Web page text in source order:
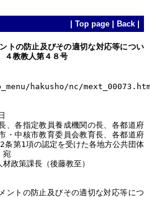
Top page Back
トの防止及びその適切な対応等につい
４教教人第４８号
hakusho/nc/
、各指定教員養成機関の長、各都道府
・中核市教育委員会教育長、各都道府
条第1項の認定を受けた各地方公共団体
宛
政策課長（後藤教至）
トの防止及びその適切な対応等につ